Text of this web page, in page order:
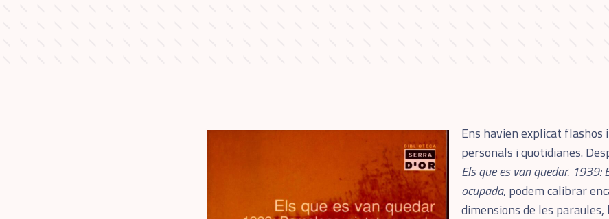
Ens havien explicat flashos
personals i quotidianes.
Els que es van quedar. 1939:
ocupada, podem calibrar
dimensions de les paraules,